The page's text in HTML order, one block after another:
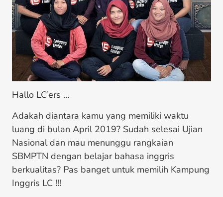
Hallo LC’ers …
Adakah diantara kamu yang memiliki waktu
luang di bulan April 2019? Sudah selesai Ujian
Nasional dan mau menunggu rangkaian
SBMPTN dengan belajar bahasa inggris
berkualitas? Pas banget untuk memilih Kampung
Inggris LC !!!